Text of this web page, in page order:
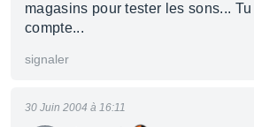
magasins pour tester les sons...
compte...
signaler
30 Juin 2004 à 16:11